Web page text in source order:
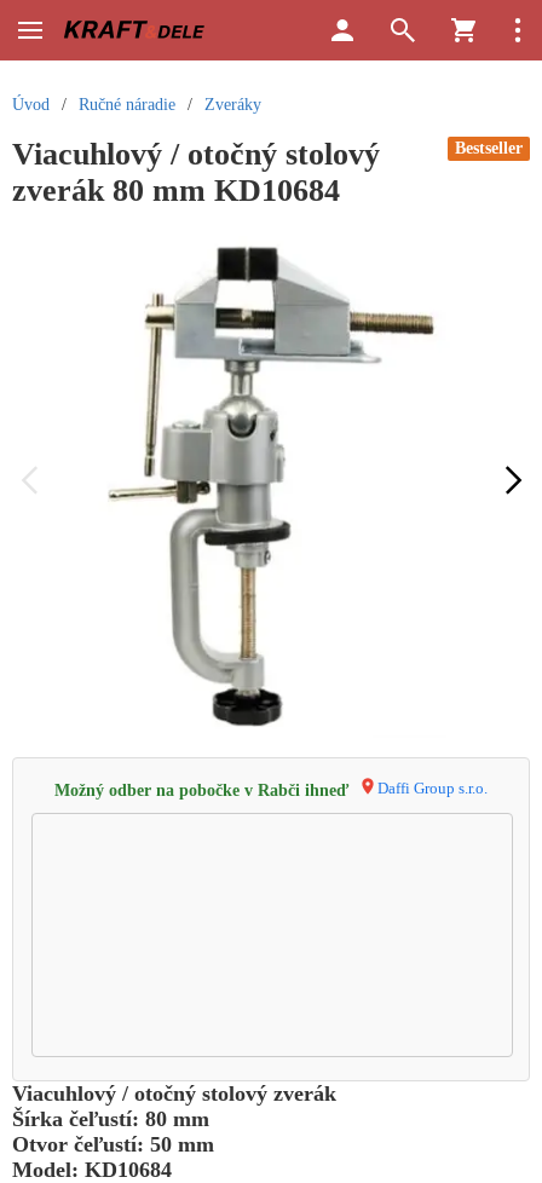
Úvod / Ručné náradie / Zveráky
Bestseller
Viacuhlový / otočný stolový
zverák 80 mm KD10684
Možný odber na pobočke v Rabči ihneď Daffi Group s.r.o.
Viacuhlový / otočný stolový zverák
Šírka čeľustí: 80 mm
Otvor čeľustí: 50 mm
Model: KD10684